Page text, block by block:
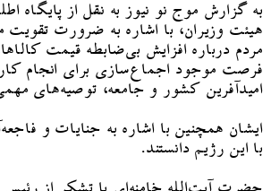
به گزارش موج نو نیوز به نقل از پایگاه
هیئت وزیران، با اشاره به ضرورت
مردم درباره افزایش بی‌ضابطه قیمت
فرصت موجود اجماع‌سازی برای انجام
امیدآفرین کشور و جامعه، توصیه‌های
ایشان همچنین با اشاره به جنایات و
با این رژیم دانستند.